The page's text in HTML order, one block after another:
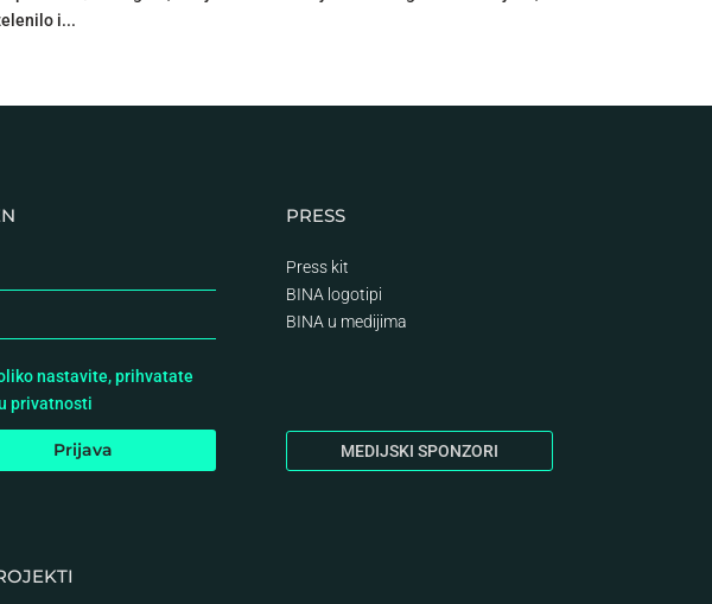
i...
nastavite, prihvatate
privatnosti
PRESS
Press kit
BINA logotipi
BINA u medijima
MEDIJSKI SPONZORI